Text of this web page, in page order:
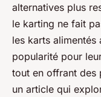
alternatives plus
le karting ne fait
les karts alimentés
popularité pour
tout en offrant des
un article qui